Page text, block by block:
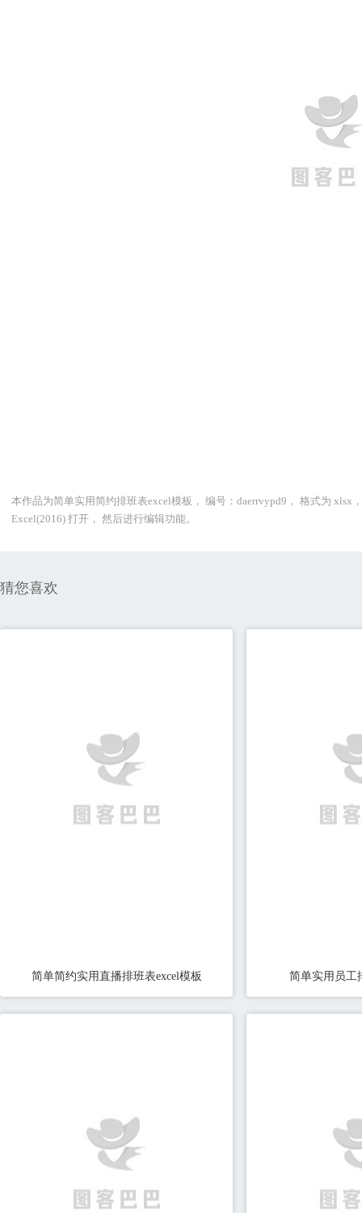
本作品为简单实用简约排班表excel模板， 编号：daerrvypd9， 格式为
Excel(2016) 打开， 然后进行编辑功能。
猜您喜欢
简单简约实用直播排班表excel模板 简单实用员工